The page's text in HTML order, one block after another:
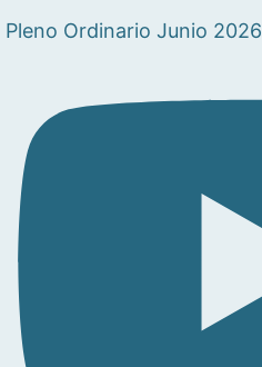
Pleno Ordinario Junio 2026